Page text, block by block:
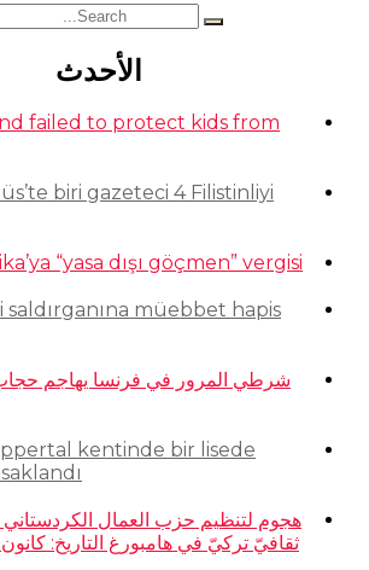
Search
for:
الأحدث
failed to protect kids from
biri gazeteci 4 Filistinliyi
“yasa dışı göçmen” vergisi
saldırganına müebbet hapis
شرطي المرور في فرنسا يهاجم حجاب
kentinde bir lisede
هجوم لتنظيم حزب العمال